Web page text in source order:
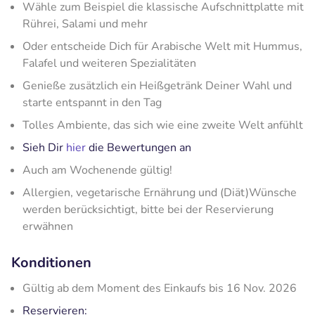
Wähle zum Beispiel die klassische Aufschnittplatte mit
Rührei, Salami und mehr
Oder entscheide Dich für Arabische Welt mit Hummus,
Falafel und weiteren Spezialitäten
Genieße zusätzlich ein Heißgetränk Deiner Wahl und
starte entspannt in den Tag
Tolles Ambiente, das sich wie eine zweite Welt anfühlt
Sieh Dir hierdie Bewertungen an
Auch am Wochenende gültig!
Allergien, vegetarische Ernährung und (Diät)Wünsche
werden berücksichtigt, bitte bei der Reservierung
erwähnen
Konditionen
Gültig ab dem Moment des Einkaufs bis 16 Nov. 2026
Reservieren: